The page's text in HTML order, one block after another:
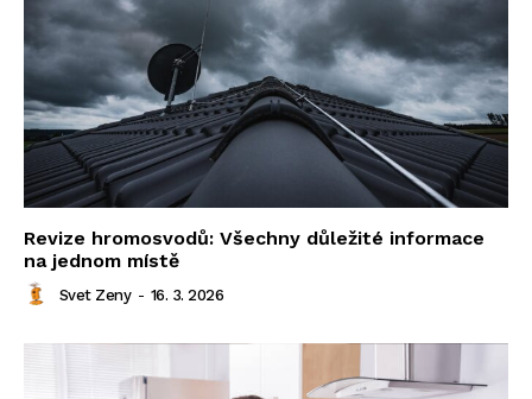
Revize hromosvodů: Všechny důležité informace
na jednom místě
Svet Zeny - 16. 3. 2026